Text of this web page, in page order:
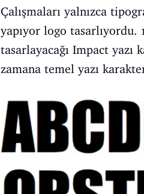
Çalışmaları yalnızca
yapıyor logo tasarlıyordu.
tasarlayacağı Impact yazı
zamana temel yazı